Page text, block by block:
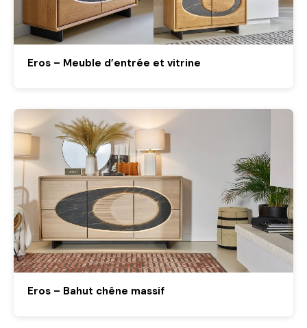
Eros – Meuble d’entrée et vitrine
Eros – Bahut chêne massif